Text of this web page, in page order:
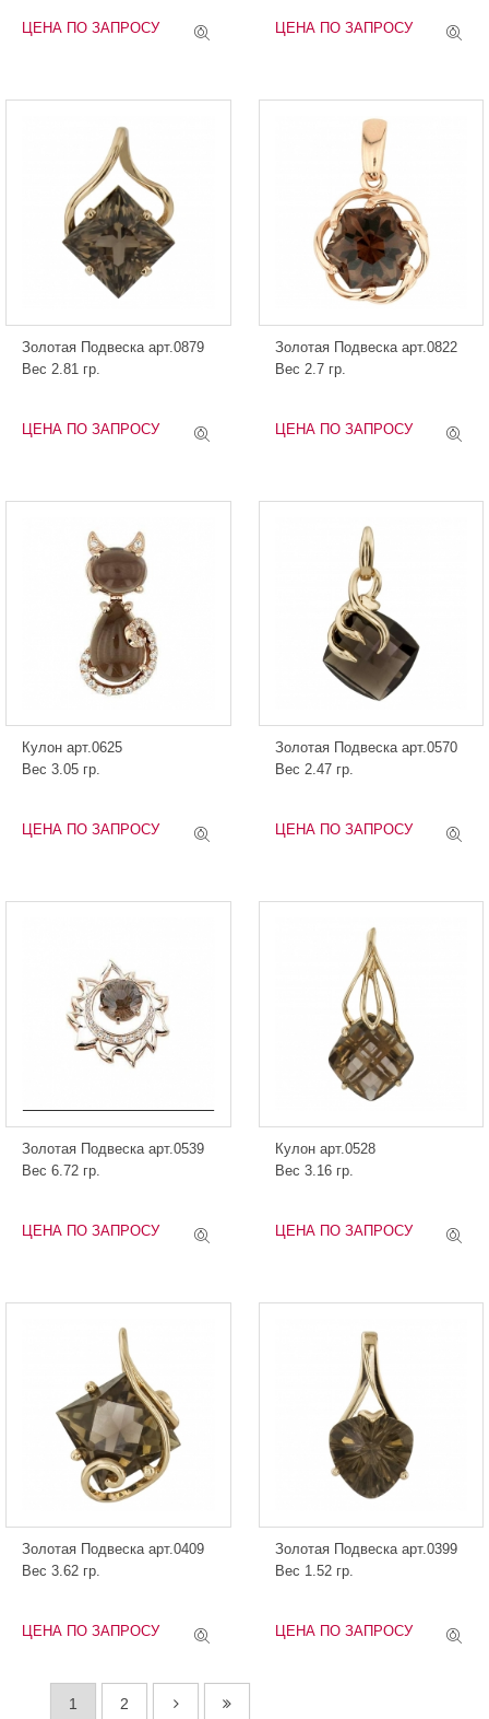
ЦЕНА ПО ЗАПРОСУ ЦЕНА ПО ЗАПРОСУ
Золотая Подвеска арт.0879
Вес 2.81 гр.
ЦЕНА ПО ЗАПРОСУ
Золотая Подвеска арт.0822
Вес 2.7 гр.
ЦЕНА ПО ЗАПРОСУ
Кулон арт.0625
Вес 3.05 гр.
ЦЕНА ПО ЗАПРОСУ
Золотая Подвеска арт.0570
Вес 2.47 гр.
ЦЕНА ПО ЗАПРОСУ
Золотая Подвеска арт.0539
Вес 6.72 гр.
ЦЕНА ПО ЗАПРОСУ
Кулон арт.0528
Вес 3.16 гр.
ЦЕНА ПО ЗАПРОСУ
Золотая Подвеска арт.0409
Вес 3.62 гр.
ЦЕНА ПО ЗАПРОСУ
Золотая Подвеска арт.0399
Вес 1.52 гр.
ЦЕНА ПО ЗАПРОСУ
1 2